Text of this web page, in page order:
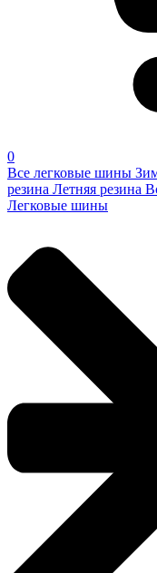
0
Все легковые шины
резина Летняя резина
Легковые шины